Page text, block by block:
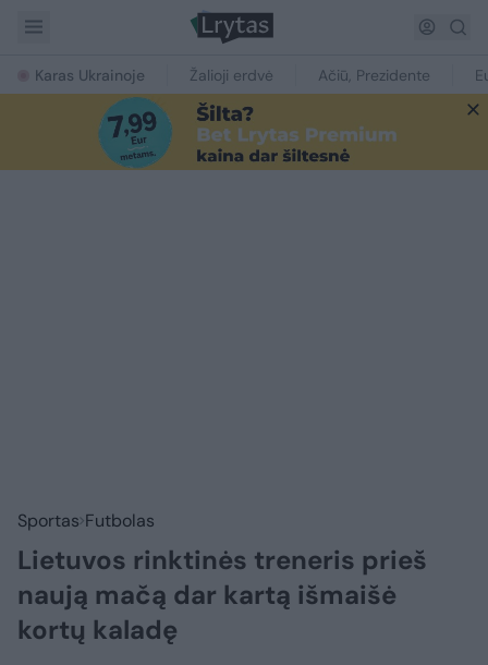
Karas Ukrainoje Žalioji erdvė Ačiū, Prezidente
Sportas Futbolas
Lietuvos rinktinės treneris prieš
naują mačą dar kartą išmaišė
kortų kaladę